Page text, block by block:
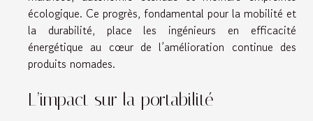
écologique. Ce progrès, fondamental pour la mobilité et
la durabilité, place les ingénieurs en efficacité
énergétique au cœur de l’amélioration continue des
produits nomades.
L’impact sur la portabilité